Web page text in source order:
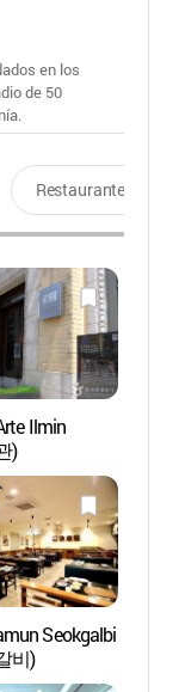
en los
de 50
Restaurantes
Ilmin
)
Seokgalbi
비)